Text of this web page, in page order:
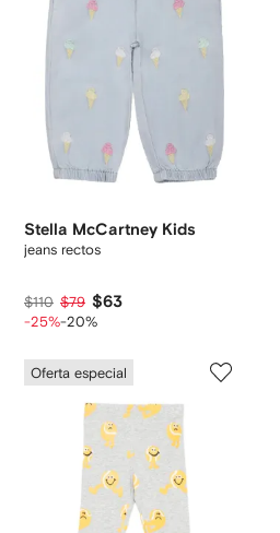
Stella McCartney Kids
jeans rectos
$110 $79 $63
-25%-20%
Oferta especial